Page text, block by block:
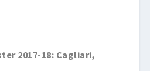
2017-18: Cagliari,